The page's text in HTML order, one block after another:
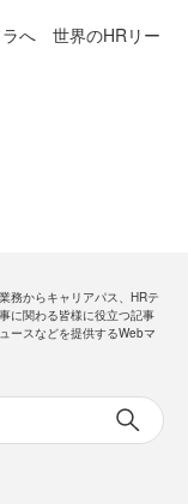
ラへ 世界のHRリー
務からキャリアパス、HRテ
に関わる皆様に役立つ記事
ースなどを提供するWebマ